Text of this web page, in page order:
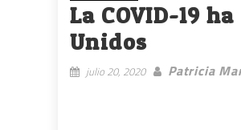
La COVID-19
Unidos
julio 20, 2020 Patricia